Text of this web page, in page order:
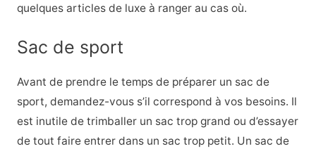
quelques articles de luxe à ranger au cas où.
Sac de sport
Avant de prendre le temps de préparer un sac de
sport, demandez-vous s’il correspond à vos besoins. Il
est inutile de trimballer un sac trop grand ou d’essayer
de tout faire entrer dans un sac trop petit. Un sac de